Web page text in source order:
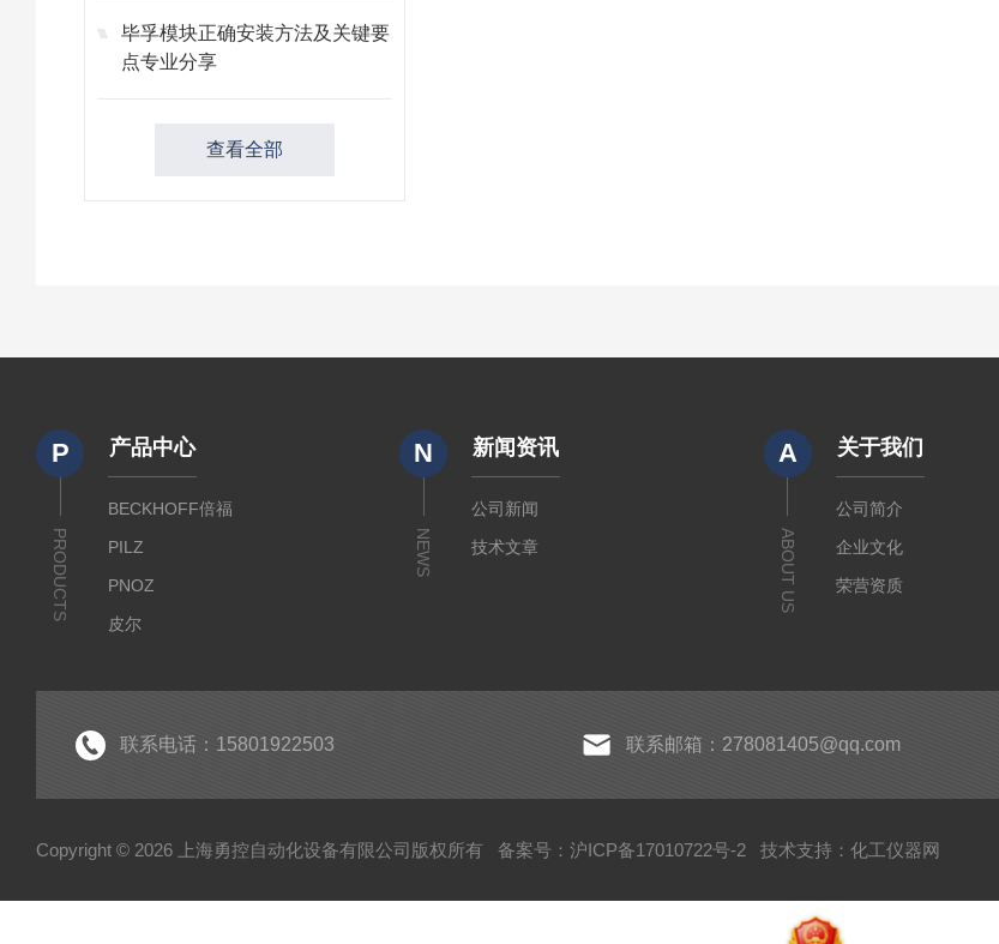
毕孚模块正确安装方法及关键要
点专业分享
查看全部
P
PRODUCTS
产品中心
BECKHOFF倍福
PILZ
PNOZ
皮尔
EK
WAGO
N
NEWS
新闻资讯
公司新闻
技术文章
A
ABOUT US
关于我们
公司简介
企业文化
荣营资质
联系电话：15801922503 联系邮箱：278081405@qq.com
Copyright © 2026 上海勇控自动化设备有限公司版权所有 备案号：沪ICP备17010722号-2 技术支持： 化工仪器网